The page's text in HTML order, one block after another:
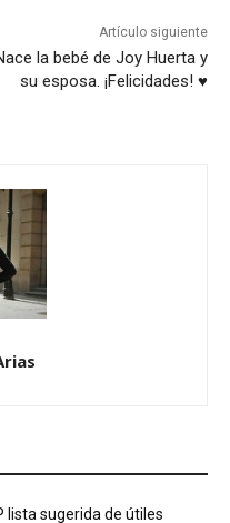
Artículo siguiente
la bebé de Joy Huerta y
su esposa. ¡Felicidades! ♥
lista sugerida de útiles